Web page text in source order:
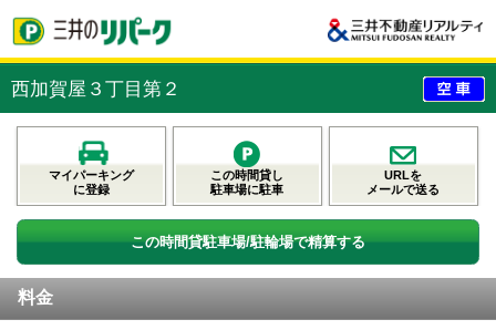
西加賀屋３丁目第２
マイパーキング
に登録
この時間貸し
駐車場に駐車
URLを
メールで送る
この時間貸駐車場/駐輪場で精算する
料金